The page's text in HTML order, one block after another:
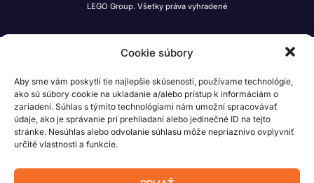
Cookie súbory
Aby sme vám poskytli tie najlepšie skúsenosti, používame technológie,
ako sú súbory cookie na ukladanie a/alebo prístup k informáciám o
zariadení. Súhlas s týmito technológiami nám umožní spracovávať
údaje, ako je správanie pri prehliadaní alebo jedinečné ID na tejto
stránke. Nesúhlas alebo odvolanie súhlasu môže nepriaznivo ovplyvniť
určité vlastnosti a funkcie.
LEGO Group. Všetky práva vyhradené